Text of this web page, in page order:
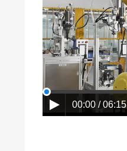
00:00 / 06:15